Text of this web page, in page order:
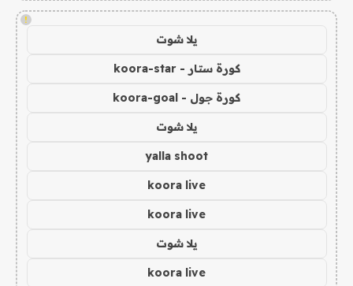
!
يلا شوت
كورة ستار - koora-star
كورة جول - koora-goal
يلا شوت
yalla shoot
koora live
koora live
يلا شوت
koora live